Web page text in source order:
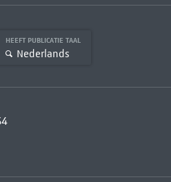
HEEFT PUBLICATIE TAAL
Nederlands